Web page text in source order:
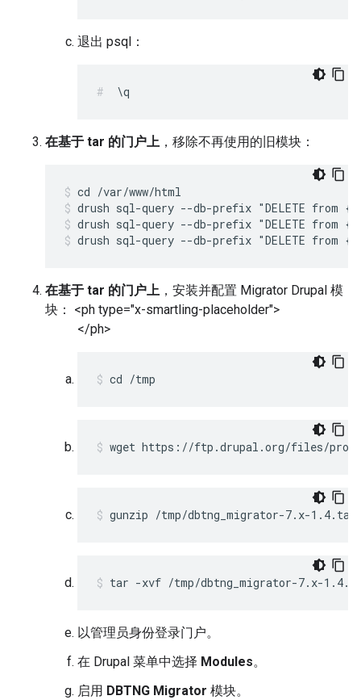
退出 psql：
\q
在基于 tar 的门户上 ，移除不再使用的旧模块：
drush sql-query --db-prefix "DELETE from
drush sql-query --db-prefix "DELETE from
drush sql-query --db-prefix "DELETE from
在基于 tar 的门户上 ，安装并配置 Migrator Drupal 模
块： <ph type="x-smartling-placeholder">
</ph>
cd /tmp
wget https://ftp.drupal.org/files/
gunzip /tmp/dbtng_migrator-7.x-
tar -xvf /tmp/dbtng_migrator-7.x-
以管理员身份登录门户。
在 Drupal 菜单中选择 Modules。
启用 DBTNG Migrator 模块。